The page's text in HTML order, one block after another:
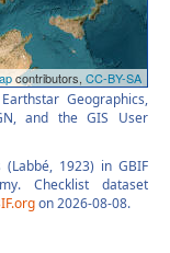
Geographics,
and the GIS User
1923) in GBIF
Checklist dataset
on 2026-08-08.